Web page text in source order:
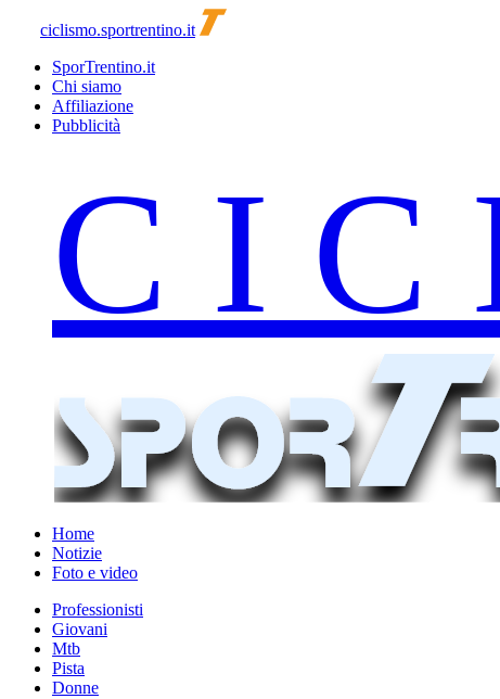
ciclismo.sportrentino.it
SporTrentino.it
Chi siamo
Affiliazione
Pubblicità
Home
Notizie
Foto e video
Professionisti
Giovani
Mtb
Pista
Donne